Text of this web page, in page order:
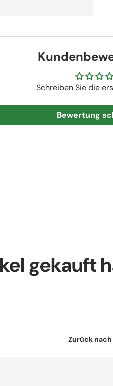
Schreiben Sie die
Bewertung
gekauft
Zurück nach